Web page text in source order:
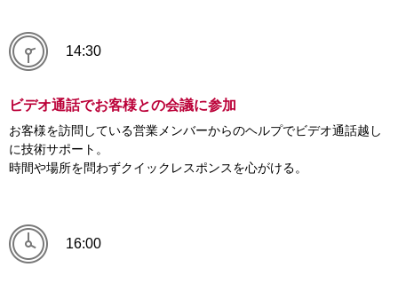
14:30
ビデオ通話でお客様との会議に参加
お客様を訪問している営業メンバーからのヘルプでビデオ通話越し
に技術サポート。
時間や場所を問わずクイックレスポンスを心がける。
16:00